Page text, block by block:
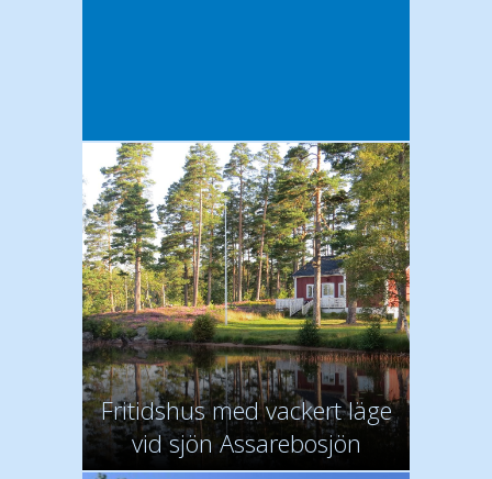
Fritidshus med vackert läge
vid sjön Assarebosjön